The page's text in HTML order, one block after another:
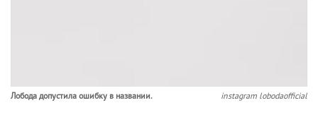
Лобода допустила ошибку в названии. instagram lobodaofficial